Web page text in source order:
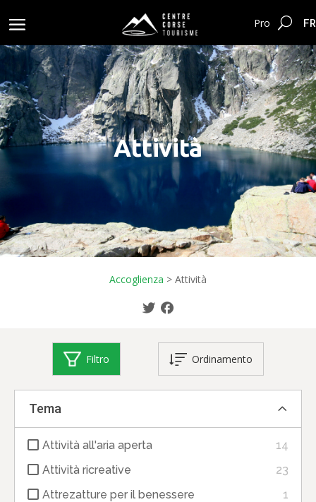
Pro
Attività
Accoglienza > Attività
Filtro Ordinamento
Tema
Attività all'aria aperta
14
Attività ricreative
23
Attrezatture per il benessere
1